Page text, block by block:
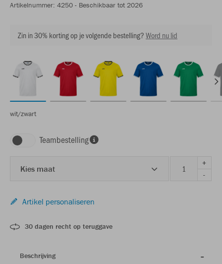
Artikelnummer: 4250 - Beschikbaar tot 2026
Zin in 30% korting op je volgende bestelling?Word nu lid
wit/zwart
Teambestelling
Kies maat
+
-
Artikel personaliseren
30 dagen recht op teruggave
Beschrijving